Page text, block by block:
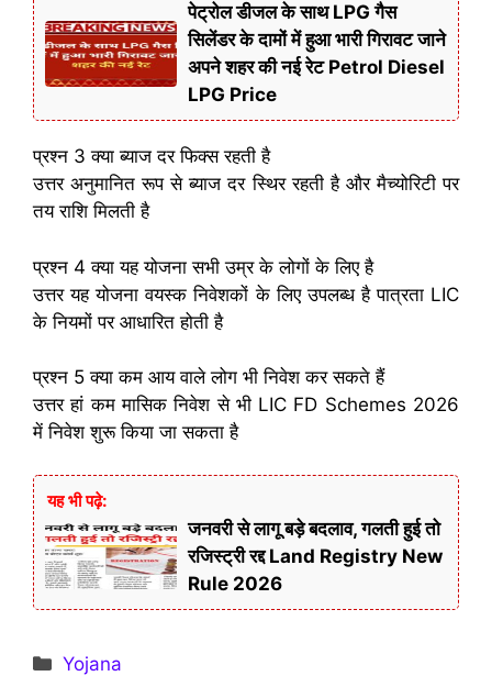
पेट्रोल डीजल के साथ LPG गैस
सिलेंडर के दामों में हुआ भारी गिरावट जाने
अपने शहर की नई रेट Petrol Diesel
LPG Price
प्रश्न 3 क्या ब्याज दर फिक्स रहती है
उत्तर अनुमानित रूप से ब्याज दर स्थिर रहती है और मैच्योरिटी पर
तय राशि मिलती है
प्रश्न 4 क्या यह योजना सभी उम्र के लोगों के लिए है
उत्तर यह योजना वयस्क निवेशकों के लिए उपलब्ध है पात्रता LIC
के नियमों पर आधारित होती है
प्रश्न 5 क्या कम आय वाले लोग भी निवेश कर सकते हैं
उत्तर हां कम मासिक निवेश से भी LIC FD Schemes 2026
में निवेश शुरू किया जा सकता है
यह भी पढ़े:
जनवरी से लागू बड़े बदलाव, गलती हुई तो
रजिस्ट्री रद्द Land Registry New
Rule 2026
Categories
Yojana